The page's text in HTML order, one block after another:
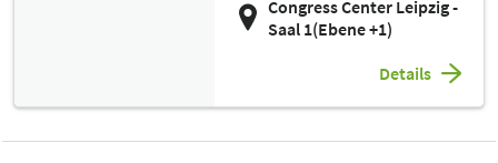
Congress Center Leipzig -
Saal 1(Ebene +1)
Details